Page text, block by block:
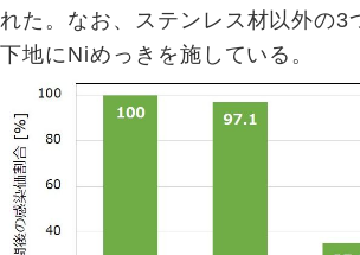
れた。なお、ステンレス材以外の3
下地にNiめっきを施している。